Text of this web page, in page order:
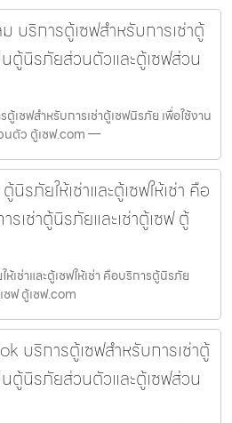
บริการตู้เซฟสำหรับการเช่าตู้
นตู้นิรภัยส่วนตัวและตู้เซฟส่วน
เซฟสำหรับการเช่าตู้เซฟนิรภัย เพื่อใช้งาน
นตัว ตู้เซฟ.com —
รภัยให้เช่าและตู้เซฟให้เช่า คือ
เช่าตู้นิรภัยและเช่าตู้เซฟ ตู้
เช่าและตู้เซฟให้เช่า คือบริการตู้นิรภัย
ซฟ ตู้เซฟ.com
บริการตู้เซฟสำหรับการเช่าตู้
นตู้นิรภัยส่วนตัวและตู้เซฟส่วน